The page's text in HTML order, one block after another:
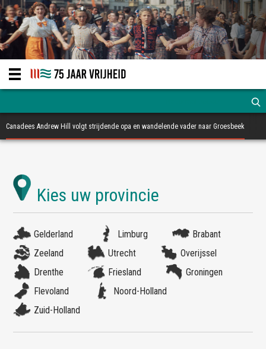
Canadees Andrew Hill volgt strijdende opa en wandelende vader naar Groesbeek
Gelderland Limburg
Brabant
Zeeland
Utrecht
Overijssel
Drenthe
Friesland
Groningen
Flevoland
Noord-Holland
Zuid-Holland